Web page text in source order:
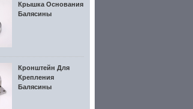
Крышка Основания
Балясины
Кронштейн Для
Крепления
Балясины